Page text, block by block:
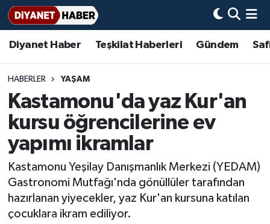
Diyanet Haber Teşkilat Haberleri Gündem
HABERLER YAŞAM
Kastamonu'da yaz Kur'an
kursu öğrencilerine ev
yapımı ikramlar
Kastamonu Yeşilay Danışmanlık Merkezi (YEDAM)
Gastronomi Mutfağı'nda gönüllüler tarafından
hazırlanan yiyecekler, yaz Kur'an kursuna katılan
çocuklara ikram ediliyor.
Diyanet Haber
Teşkilat Haberleri
Adana Müftülüğü
Adıyaman Müftülüğü
Afyonkarahisar Müftülüğü
Ağrı Müftülüğü
Aksaray Müftülüğü
Amasya Müftülüğü
Gündem
#Keşfet
Bir Ayet
Bir Hikaye
Biyografiler
Dini kavramlar
Diyanet Bilgi
Diyanet Takvimi
Basında Bugün
DİYANET eKİTAP
Aile Dergisi
Aylık Dergi
İmam Hatip Okulları
Başmakale
Hadis-i Şerifler
Hayat Okumaları
Nöbetçi Eczaneler
Hava Durumu
Ankara Namaz Vakitleri
Trafik Durumu
Süper Lig Puan Durumu ve Fikstür
Tüm Manşetler